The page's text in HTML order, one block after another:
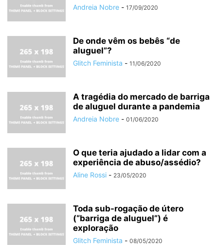
Andreia Nobre - 17/09/2020
De onde vêm os bebês “de
aluguel”?
Glitch Feminista - 11/06/2020
A tragédia do mercado de barriga
de aluguel durante a pandemia
Andreia Nobre - 01/06/2020
O que teria ajudado a lidar com a
experiência de abuso/assédio?
Aline Rossi - 23/05/2020
Toda sub-rogação de útero
(“barriga de aluguel”) é
exploração
Glitch Feminista - 08/05/2020